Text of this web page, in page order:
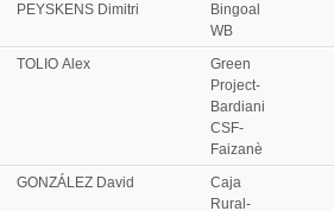
PEYSKENS Dimitri
Bingoal
WB
TOLIO Alex
Green
Project-
Bardiani
CSF-
Faizanè
GONZÁLEZ David
Caja
Rural-